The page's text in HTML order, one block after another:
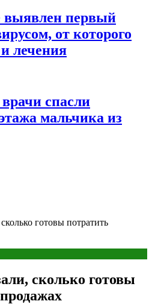
первый
от которого
лечения
спасли
мальчика из
готовы потратить
сколько готовы